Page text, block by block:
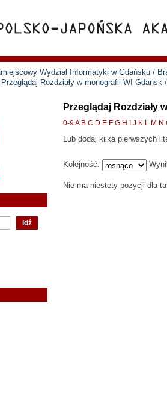
Wydział Informatyki w Gdańsku /
Przeglądaj Rozdziały w monografii WI Gdansk
Przeglądaj Rozdziały
0-9A B C D E F G H J K L M N
Lub dodaj kilka pierwszych
Kolejność:
Nie ma niestety pozycji dla